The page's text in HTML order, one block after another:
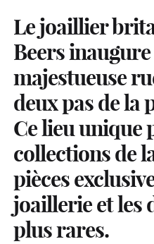
Le joaillier
Beers
majestueuse
deux pas de la
Ce lieu unique
collections de
pièces
joaillerie et les
plus rares.